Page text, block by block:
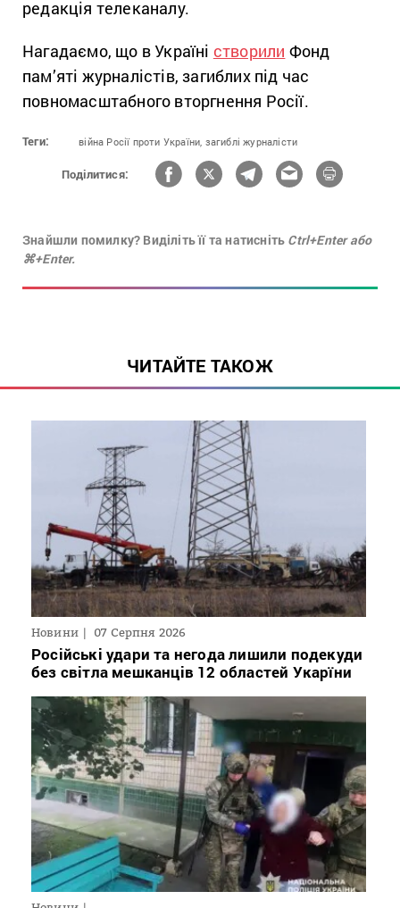
редакція телеканалу.
Нагадаємо, що в Україні створили Фонд
пам’яті журналістів, загиблих під час
повномасштабного вторгнення Росії.
Теги: війна Росії проти України, загиблі журналісти
Поділитися:
Знайшли помилку? Виділіть її та натисніть Ctrl+Enter або
⌘+Enter.
ЧИТАЙТЕ ТАКОЖ
Новини 07 Серпня 2026
Російські удари та негода лишили подекуди
без світла мешканців 12 областей Укарїни